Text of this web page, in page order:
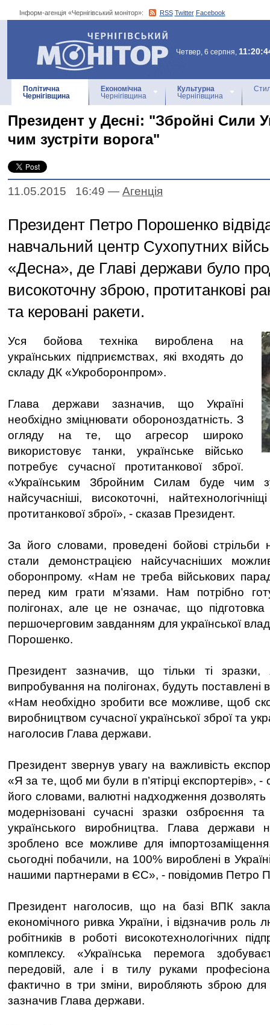
Інформ-агенція «Чернігівський монітор»: RSS Twitter Facebook
Інформ-агенція
«Чернігівський монітор»
Четвер, 6 серпня,
Політична
Чернігівщина
Економічна
Чернігівщина
Культурна
Чернігівщина
Президент у Десні: "Збройні Сили
чим зустріти ворога"
11.05.2015 16:49 — Агенцiя
Президент Петро Порошенко
навчальний центр Сухопутних
«Десна», де Главі держави було
високоточну зброю, протитанкові
та керовані ракети.
Уся бойова техніка вироблена на
українських підприємствах, які входять до
складу ДК «Укроборонпром».
Глава держави зазначив, що Україні
необхідно зміцнювати обороноздатність. З
огляду на те, що агресор широко
використовує танки, українське військо
потребує сучасної протитанкової зброї.
«Українським Збройним Силам буде чим
найсучасніші, високоточні,
протитанкової зброї», - сказав Президент.
За його словами, проведені бойові
стали демонстрацією найсучасніших
оборонпрому. «Нам не треба військових
перед ким грати м’язами. Нам потрібно
полігонах, але це не означає, що
першочерговим завданням для української
Порошенко.
Президент зазначив, що тільки ті
випробування на полігонах, будуть поставлені
«Нам необхідно зробити все можливе, щоб
виробництвом сучасної української зброї та
наголосив Глава держави.
Президент звернув увагу на важливість
«Я за те, щоб ми були в п’ятірці експортерів»,
його словами, валютні надходження дозволять
модернізовані сучасні зразки озброєння
українського виробництва. Глава держави
зроблено все можливе для
сьогодні побачили, на 100% вироблені в
нашими партнерами в ЄС», - повідомив Петро
Президент наголосив, що на базі ВПК
економічного ривка України, і відзначив роль
робітників в роботі високотехнологічних
комплексу. «Українська перемога
передовій, але і в тилу руками
фактично в три зміни, виробляють зброю для
зазначив Глава держави.